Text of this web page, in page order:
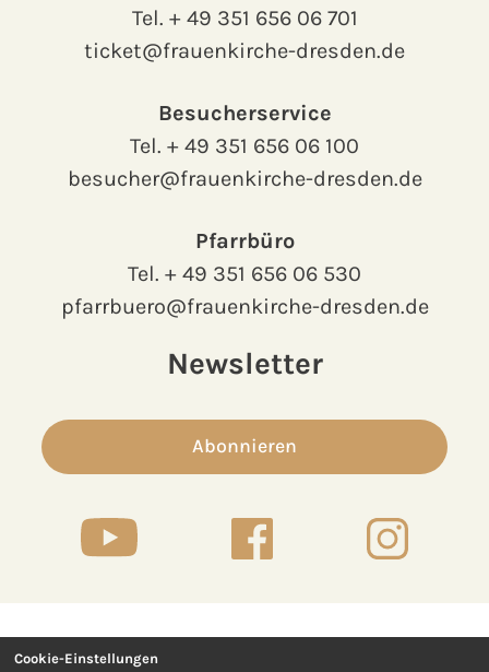
Tel. + 49 351 656 06 701
ticket@frauenkirche-dresden.de
Besucherservice
Tel. + 49 351 656 06 100
besucher@frauenkirche-dresden.de
Pfarrbüro
Tel. + 49 351 656 06 530
pfarrbuero@frauenkirche-dresden.de
Newsletter
Abonnieren
Kontakt
Cookie-Einstellungen